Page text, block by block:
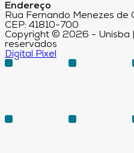
Endereço
Rua Fernando Menezes de
CEP: 41810-700
Copyright © 2026 - Unisba
reservados
Digital Pixel